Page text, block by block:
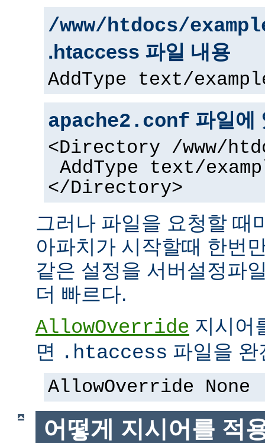
/www/htdocs/
.htaccess 파일 내용
AddType text/
apache2.conf 파일에
<Directory /www/
AddType text/
</Directory>
그러나 파일을 요청할 때
아파치가 시작할때 한번
같은 설정을 서버설정파
더 빠르다.
AllowOverride 지시어
면 .htaccess 파일을
AllowOverride None
어떻게 지시어를 적